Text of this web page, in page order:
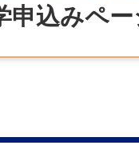
てスタートでき
申込みペ